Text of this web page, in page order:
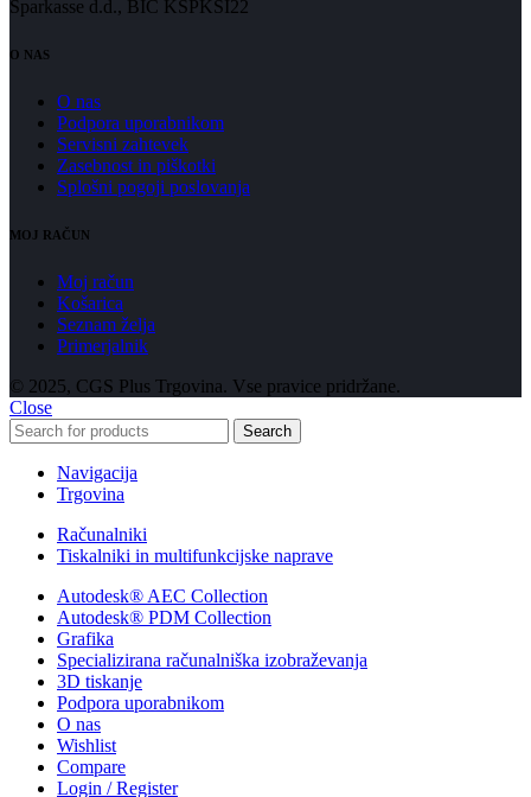
Sparkasse d.d., BIC KSPKSI22
O NAS
O nas
Podpora uporabnikom
Servisni zahtevek
Zasebnost in piškotki
Splošni pogoji poslovanja
MOJ RAČUN
Moj račun
Košarica
Seznam želja
Primerjalnik
© 2025, CGS Plus Trgovina. Vse pravice pridržane.
Close
Search
Navigacija
Trgovina
Računalniki
Tiskalniki in multifunkcijske naprave
Autodesk® AEC Collection
Autodesk® PDM Collection
Grafika
Specializirana računalniška izobraževanja
3D tiskanje
Podpora uporabnikom
O nas
Wishlist
Compare
Login / Register